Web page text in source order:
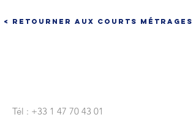
< Retourner aux courts métrages
Tél : +33 1 47 70 43 01